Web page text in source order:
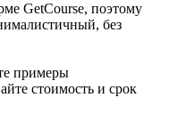
GetCourse, поэтому
без
примеры
стоимость и срок